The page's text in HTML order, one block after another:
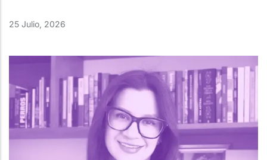
25 Julio, 2026